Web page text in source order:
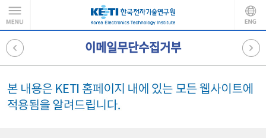
이메일무단수집거부